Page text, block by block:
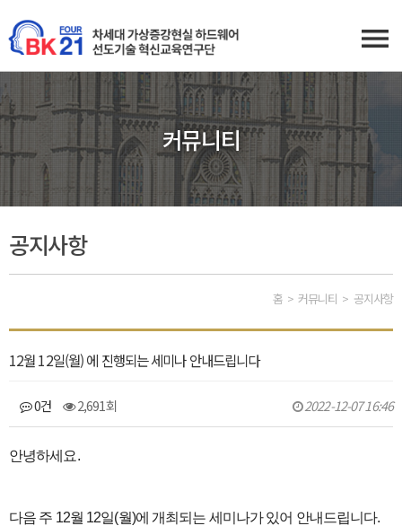
커뮤니티
공지사항
홈 커뮤니티 공지사항
12월 12일(월) 에 진행되는 세미나 안내드립니다
0건 2,691회 2022-12-07 16:46
본문
안녕하세요.
다음 주 12월 12일(월)에 개최되는 세미나가 있어 안내드립니다.